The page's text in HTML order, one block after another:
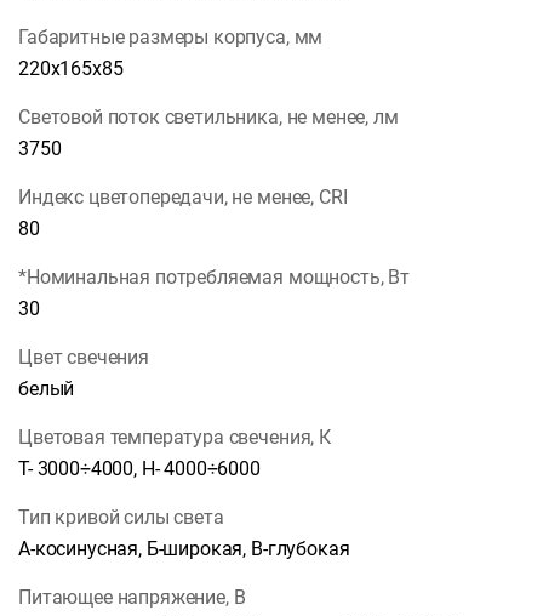
Габаритные размеры корпуса, мм
220х165х85
Световой поток светильника, не менее, лм
3750
Индекс цветопередачи, не менее, CRI
80
*Номинальная потребляемая мощность, Вт
30
Цвет свечения
белый
Цветовая температура свечения, К
Т- 3000÷4000, Н- 4000÷6000
Тип кривой силы света
А-косинусная, Б-широкая, В-глубокая
Питающее напряжение, В